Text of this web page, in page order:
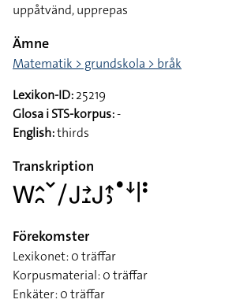
uppåtvänd, upprepas
Ämne
Matematik > grundskola > bråk
Lexikon-ID:25219
Glosa i STS-korpus:-
English:thirds
Transkription
􌤰􌤵􌥘􌥧􌥠􌤢􌥔􌤸􌤢􌤴􌤶􌤟􌦄􌥼􌥻
Förekomster
Lexikonet: 0 träffar
Korpusmaterial: 0 träffar
Enkäter: 0 träffar